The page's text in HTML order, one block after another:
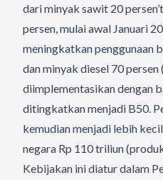
dari minyak sawit 20
persen, mulai awal Januari
meningkatkan penggunaan
dan minyak diesel 70 persen
diimplementasikan dengan
ditingkatkan menjadi B50.
kemudian menjadi lebih
negara Rp 110 triliun
Kebijakan ini diatur dalam